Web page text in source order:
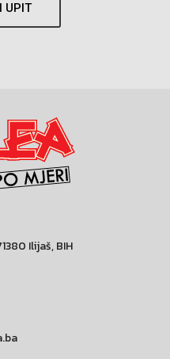
UPIT
Ilijaš, BIH